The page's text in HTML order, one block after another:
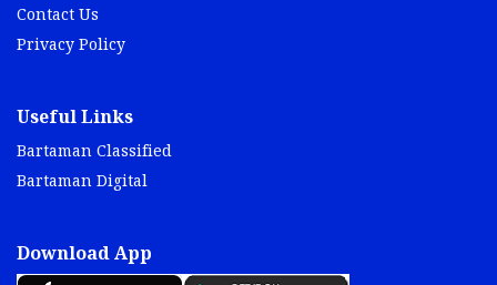
Contact Us
Privacy Policy
Useful Links
Bartaman Classified
Bartaman Digital
Download App